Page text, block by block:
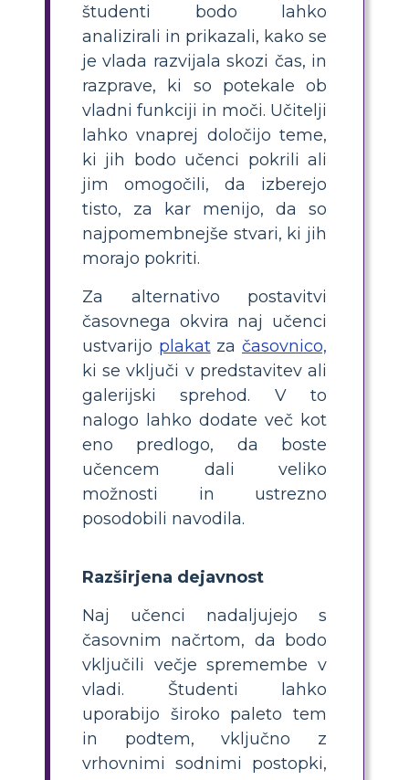
študenti bodo lahko
analizirali in prikazali, kako se
je vlada razvijala skozi čas, in
razprave, ki so potekale ob
vladni funkciji in moči. Učitelji
lahko vnaprej določijo teme,
ki jih bodo učenci pokrili ali
jim omogočili, da izberejo
tisto, za kar menijo, da so
najpomembnejše stvari, ki jih
morajo pokriti.
Za alternativo postavitvi
časovnega okvira naj učenci
ustvarijo plakatzačasovnico,
ki se vključi v predstavitev ali
galerijski sprehod. V to
nalogo lahko dodate več kot
eno predlogo, da boste
učencem dali veliko
možnosti in ustrezno
posodobili navodila.
Razširjena dejavnost
Naj učenci nadaljujejo s
časovnim načrtom, da bodo
vključili večje spremembe v
vladi. Študenti lahko
uporabijo široko paleto tem
in podtem, vključno z
vrhovnimi sodnimi postopki,